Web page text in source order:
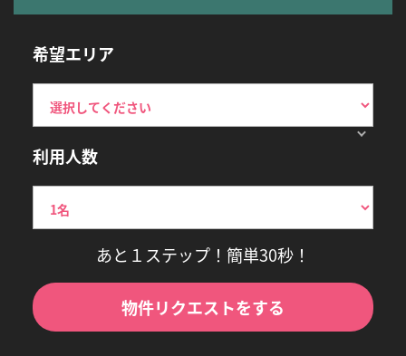
希望エリア
利用人数
あと１ステップ！簡単30秒！
物件リクエストをする